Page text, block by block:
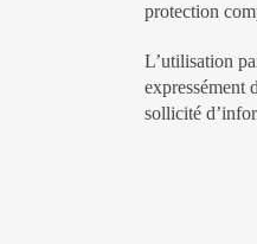
protection
L’utilisation
expressément
sollicité